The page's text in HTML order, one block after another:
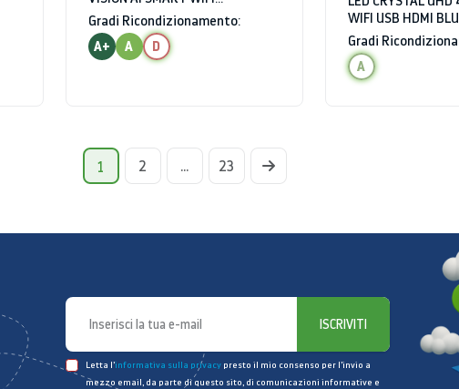
BLUETOOTH USB HDMI
GRAPHITE BLACK
Gradi Ricondizionamento:
A+
A D
WIFI USB HDMI
Gradi
A
1 2 ... 23
ISCRIVITI
Letta l’informativa sulla privacy presto il mio consenso per l’invio a
mezzo email, da parte di questo sito, di comunicazioni informative e